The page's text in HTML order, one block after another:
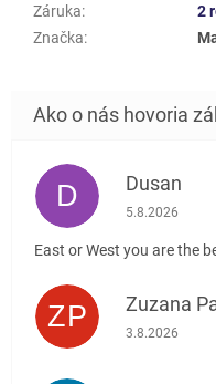
Záruka:
2
Značka:
D Dusan
Hodnotenie
5.8.2026
East or West you are the
ZP Zuzana
Hodnotenie
3.8.2026